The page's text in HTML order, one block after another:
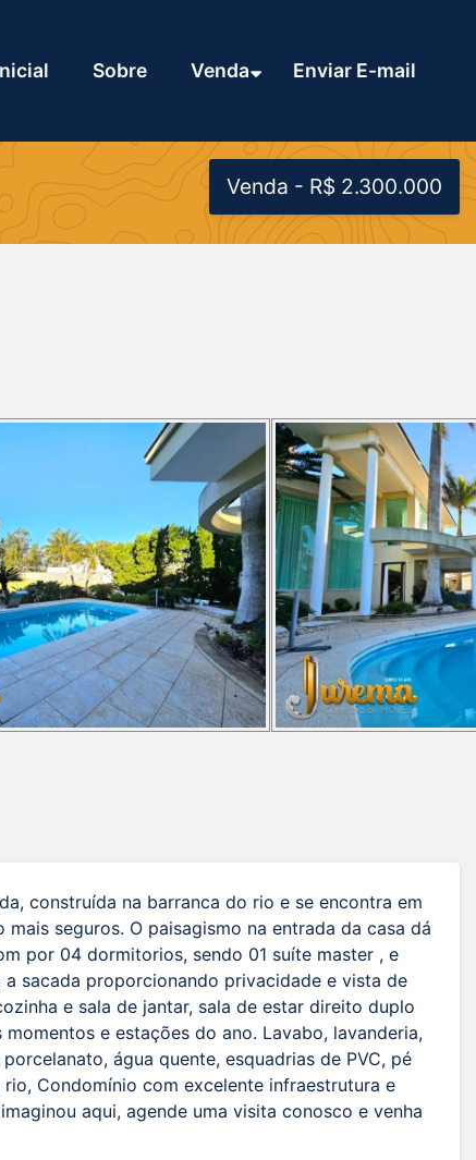
Sobre Venda Enviar E-mail
Venda - R$ 2.300.000
construída na barranca do rio e se encontra em
seguros. O paisagismo na entrada da casa dá
por 04 dormitorios, sendo 01 suíte master , e
sacada proporcionando privacidade e vista de
e sala de jantar, sala de estar direito duplo
e estações do ano. Lavabo, lavanderia,
água quente, esquadrias de PVC, pé
Condomínio com excelente infraestrutura e
aqui, agende uma visita conosco e venha